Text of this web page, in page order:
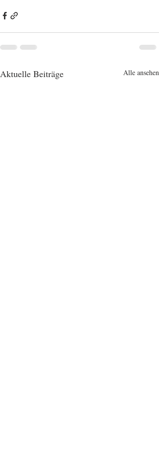
Aktuelle Beiträge Alle ansehen